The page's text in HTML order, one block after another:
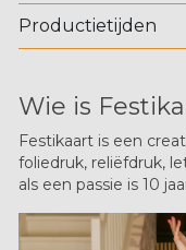
Productietijden
Wie is
Festikaart is een
foliedruk, reliëfdruk,
als een passie is 10